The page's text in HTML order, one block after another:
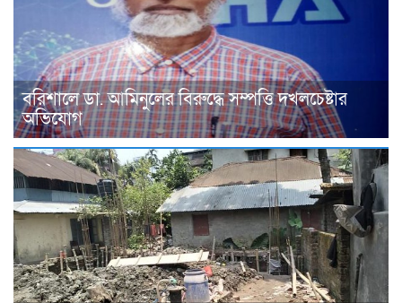
বরিশালে ডা. আমিনুলের বিরুদ্ধে সম্পত্তি দখলচেষ্টার
অভিযোগ